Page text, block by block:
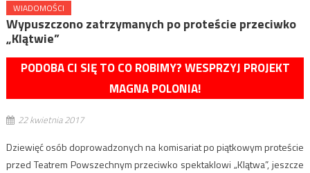
WIADOMOŚCI
Wypuszczono zatrzymanych po proteście przeciwko
„Klątwie”
PODOBA CI SIĘ TO CO ROBIMY? WESPRZYJ PROJEKT
MAGNA POLONIA!
22 kwietnia 2017
Dziewięć osób doprowadzonych na komisariat po piątkowym proteście
przed Teatrem Powszechnym przeciwko spektaklowi „Klątwa”, jeszcze